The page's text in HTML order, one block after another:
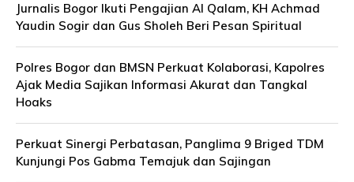
Jurnalis Bogor Ikuti Pengajian Al Qalam, KH Achmad
Yaudin Sogir dan Gus Sholeh Beri Pesan Spiritual
Polres Bogor dan BMSN Perkuat Kolaborasi, Kapolres
Ajak Media Sajikan Informasi Akurat dan Tangkal
Hoaks
Perkuat Sinergi Perbatasan, Panglima 9 Briged TDM
Kunjungi Pos Gabma Temajuk dan Sajingan